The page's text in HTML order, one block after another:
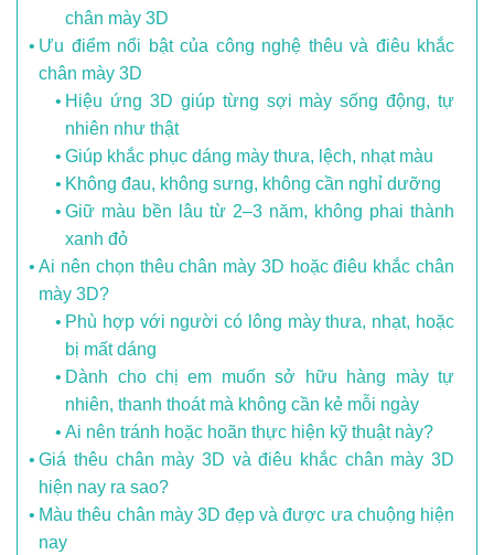
chân mày 3D
Ưu điểm nổi bật của công nghệ thêu và điêu khắc
chân mày 3D
Hiệu ứng 3D giúp từng sợi mày sống động, tự
nhiên như thật
Giúp khắc phục dáng mày thưa, lệch, nhạt màu
Không đau, không sưng, không cần nghỉ dưỡng
Giữ màu bền lâu từ 2–3 năm, không phai thành
xanh đỏ
Ai nên chọn thêu chân mày 3D hoặc điêu khắc chân
mày 3D?
Phù hợp với người có lông mày thưa, nhạt, hoặc
bị mất dáng
Dành cho chị em muốn sở hữu hàng mày tự
nhiên, thanh thoát mà không cần kẻ mỗi ngày
Ai nên tránh hoặc hoãn thực hiện kỹ thuật này?
Giá thêu chân mày 3D và điêu khắc chân mày 3D
hiện nay ra sao?
Màu thêu chân mày 3D đẹp và được ưa chuộng hiện
nay